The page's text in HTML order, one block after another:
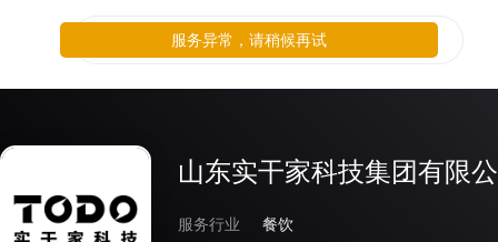
山东实干家科技集团有限
服务行业
餐饮
服务异常，请稍候再试